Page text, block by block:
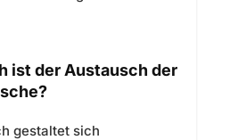
ist der Austausch der
gestaltet sich